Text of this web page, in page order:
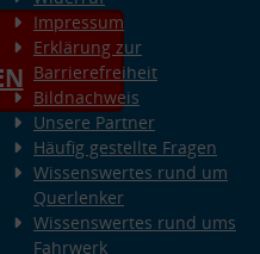
Impressum
Erklärung zur
Barrierefreiheit
Bildnachweis
Unsere Partner
Häufig gestellte Fragen
Wissenswertes rund um
Querlenker
Wissenswertes rund ums
Fahrwerk